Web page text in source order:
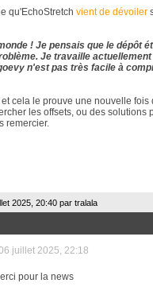
qu'EchoStretch vient de dévoiler
! Je pensais que le dépôt
Je travaille
n'est pas très facile à
et cela le prouve une nouvelle
les offsets, ou des
remercier.
2025, 20:40 par tralala
juillet 2025, 22:18
pour la news